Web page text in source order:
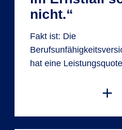
nicht.“
Fakt ist: Die
hat eine